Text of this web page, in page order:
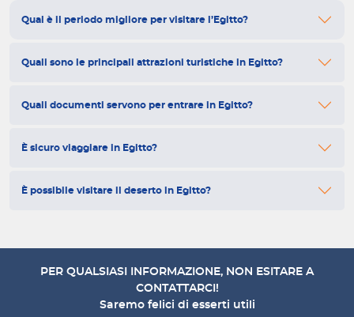
Qual è il periodo migliore per visitare l’Egitto?
Quali sono le principali attrazioni turistiche in Egitto?
Quali documenti servono per entrare in Egitto?
È sicuro viaggiare in Egitto?
È possibile visitare il deserto in Egitto?
PER QUALSIASI INFORMAZIONE, NON ESITARE A
CONTATTARCI!
Saremo felici di esserti utili